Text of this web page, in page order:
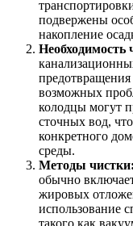
подвержены
накопление
Необходимость
предотвращения
возможных
колодцы могут
сточных вод,
конкретного
среды.
Методы чистки:
обычно
жировых
использование